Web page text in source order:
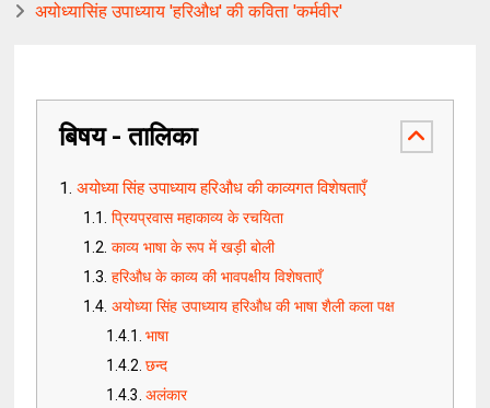
अयोध्यासिंह उपाध्याय 'हरिऔध' की कविता 'कर्मवीर'
बिषय - तालिका
अयोध्या सिंह उपाध्याय हरिऔध की काव्यगत विशेषताएँ
प्रियप्रवास महाकाव्य के रचयिता
काव्य भाषा के रूप में खड़ी बोली
हरिऔध के काव्य की भावपक्षीय विशेषताएँ
अयोध्या सिंह उपाध्याय हरिऔध की भाषा शैली कला पक्ष
भाषा
छन्द
अलंकार